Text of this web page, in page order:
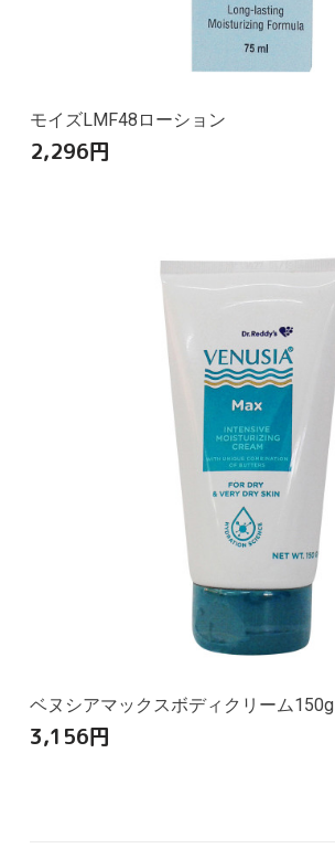
モイズLMF48ローション
2,296円
ベヌシアマックスボディクリーム150g
3,156円